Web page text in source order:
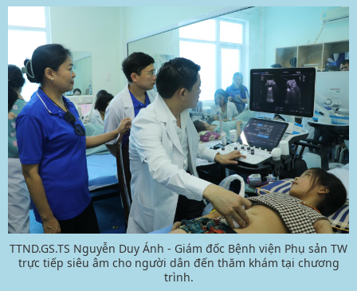
TTND.GS.TS Nguyễn Duy Ánh - Giám đốc Bệnh viện Phụ sản TW
trực tiếp siêu âm cho người dân đến thăm khám tại chương
trình.